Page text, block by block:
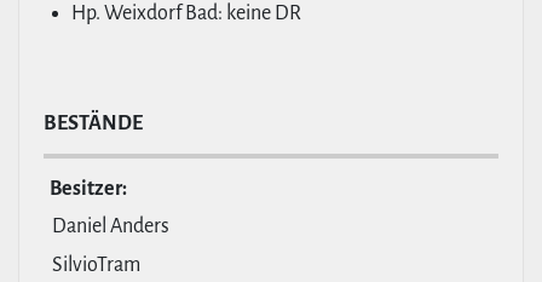
Hp. Weixdorf Bad: keine DR
BESTÄNDE
Besitzer:
Daniel Anders
SilvioTram